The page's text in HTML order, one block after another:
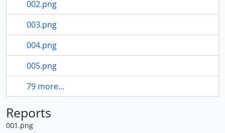
002.png
003.png
004.png
005.png
79 more...
Reports
001.png